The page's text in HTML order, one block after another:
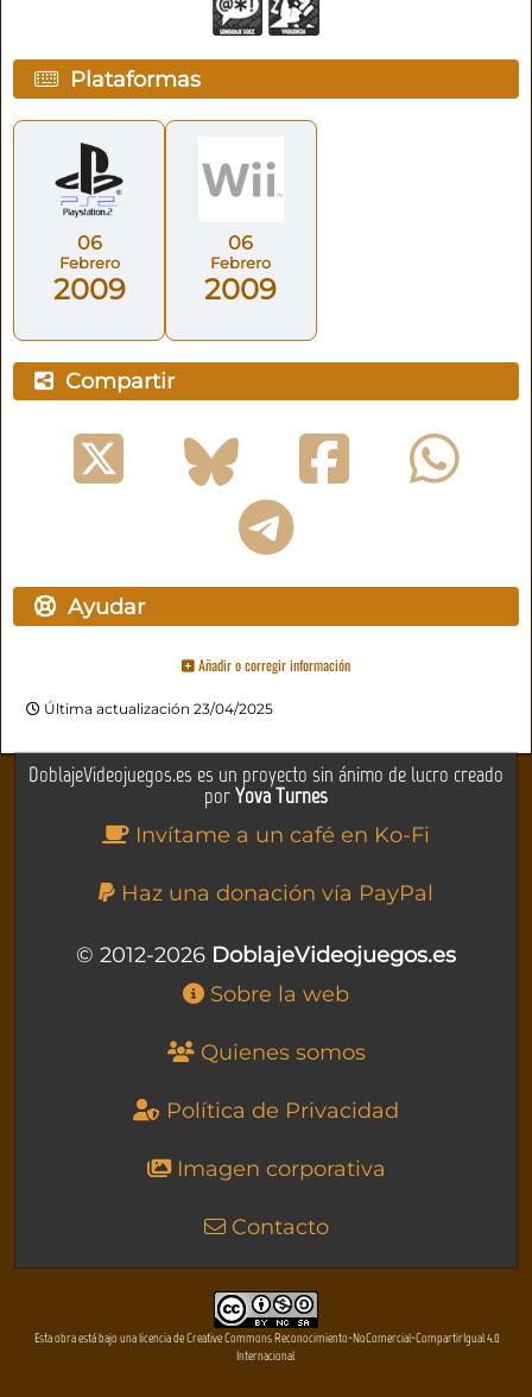
Plataformas
06
Febrero
2009
06
Febrero
2009
Compartir
Ayudar
Añadir o corregir información
Última actualización 23/04/2025
DoblajeVideojuegos.es es un proyecto sin ánimo de lucro creado
porYova Turnes
Invítame a un café en Ko-Fi
Haz una donación vía PayPal
© 2012-2026 DoblajeVideojuegos.es
Sobre la web
Quienes somos
Política de Privacidad
Imagen corporativa
Contacto
Esta obra está bajo una licencia de Creative Commons Reconocimiento-NoComercial-CompartirIgual 4.0
Internacional